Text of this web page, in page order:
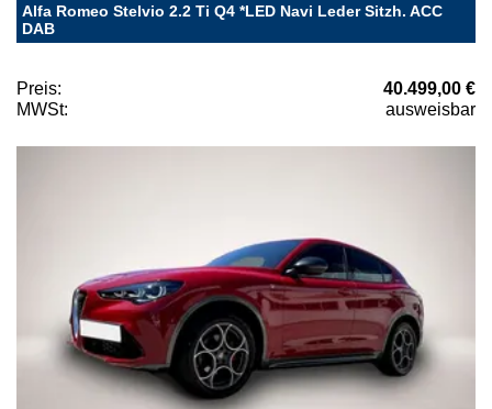
Alfa Romeo Stelvio 2.2 Ti Q4 *LED Navi Leder Sitzh. ACC
DAB
Preis:
40.499,00 €
MWSt:
ausweisbar